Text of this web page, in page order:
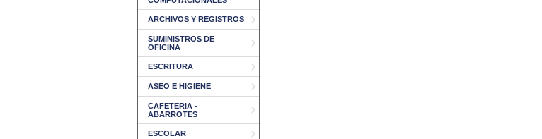
ARCHIVOS Y REGISTROS
SUMINISTROS DE
OFICINA
ESCRITURA
ASEO E HIGIENE
CAFETERIA -
ABARROTES
ESCOLAR